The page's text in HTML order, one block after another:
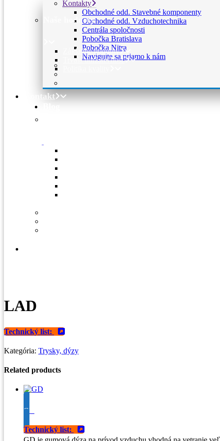
Kontakty
Obchodné odd. Stavebné komponenty
Obchodné odd. Vzduchotechnika
Centrála spoločnosti
Pobočka Bratislava
Pobočka Nitra
Navigujte sa priamo k nám
Naše hodnoty
Základné hodnoty
Trvalá udržateľnosť
Kontakt
LAD
Technický list:
Kategória: Trysky, dýzy
Related products
GD
Technický list: